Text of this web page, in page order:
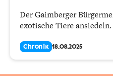
Der Gaimberger
exotische Tiere
Chronik 18.08.2025